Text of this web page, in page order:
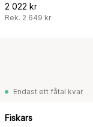
2 022 kr
Rek. 2 649 kr
Endast ett fåtal kvar
Fiskars